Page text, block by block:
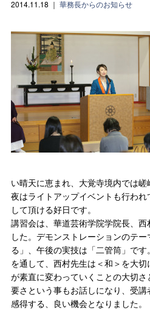
2014.11.18 ｜ 華務長からのお知らせ
い晴天に恵まれ、大覚寺境内では嵯
夜はライトアップイベントも行わ
して頂ける好日です。
講習会は、華道芸術学院学院長、
した。デモンストレーションのテ
る」、午後の実技は「二管筒」で
を通して、西村先生は＜和＞を大
が素直に変わっていくことの大切
要さという事もお話しになり、受
感得する、良い機会となりました。